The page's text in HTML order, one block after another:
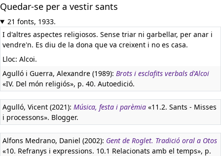
Quedar-se per a vestir sants
21 fonts, 1933.
I d'altres aspectes religiosos. Sense triar ni garbellar, per anar i
vendre'n. Es diu de la dona que va creixent i no es casa.
Lloc: Alcoi.
Agulló i Guerra, Alexandre (1989): Brots i esclafits verbals d'Alcoi
«IV. Del món religiós», p. 40. Autoedició.
Agulló, Vicent (2021): Música, festa i parèmia «11.2. Sants - Misses
i processons». Blogger.
Alfons Medrano, Daniel (2002): Gent de Roglet. Tradició oral a Otos
«10. Refranys i expressions. 10.1 Relacionats amb el temps», p.